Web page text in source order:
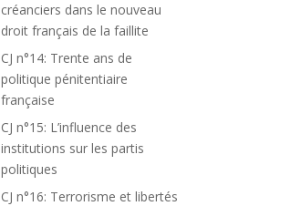
créanciers dans le nouveau
droit français de la faillite
CJ n°14: Trente ans de
politique pénitentiaire
française
CJ n°15: L’influence des
institutions sur les partis
politiques
CJ n°16: Terrorisme et libertés